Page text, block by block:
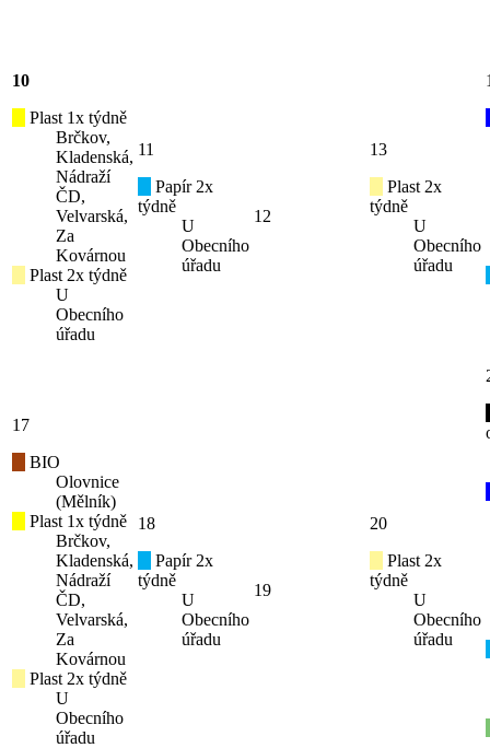
10
Plast 1x týdně
Brčkov,
Kladenská,
Nádraží
ČD,
Velvarská,
Za
Kovárnou
Plast 2x týdně
U
Obecního
úřadu
11
Papír 2x
týdně
U
Obecního
úřadu
12
13
Plast 2x
týdně
U
Obecního
úřadu
17
BIO
Olovnice
(Mělník)
Plast 1x týdně
Brčkov,
Kladenská,
Nádraží
ČD,
Velvarská,
Za
Kovárnou
Plast 2x týdně
U
Obecního
úřadu
18
Papír 2x
týdně
U
Obecního
úřadu
19
20
Plast 2x
týdně
U
Obecního
úřadu